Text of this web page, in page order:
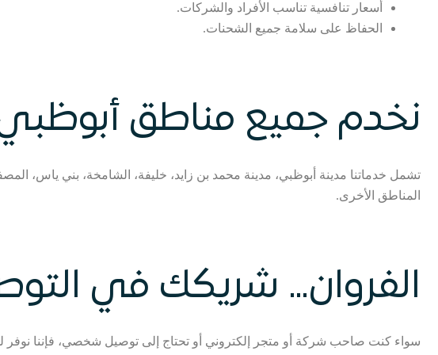
أسعار تنافسية تناسب الأفراد والشركات.
الحفاظ على سلامة جميع الشحنات.
نخدم جميع مناطق
تشمل خدماتنا مدينة أبوظبي، مدينة محمد بن زايد، خليفة، الشامخة، بني ياس،
المناطق الأخرى.
الفروان… شريكك في
سواء كنت صاحب شركة أو متجر إلكتروني أو تحتاج إلى توصيل شخصي، فإننا نوفر